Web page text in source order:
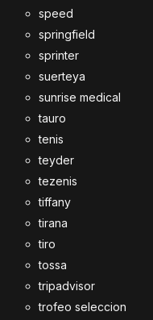
speed
springfield
sprinter
suerteya
sunrise medical
tauro
tenis
teyder
tezenis
tiffany
tirana
tiro
tossa
tripadvisor
trofeo seleccion